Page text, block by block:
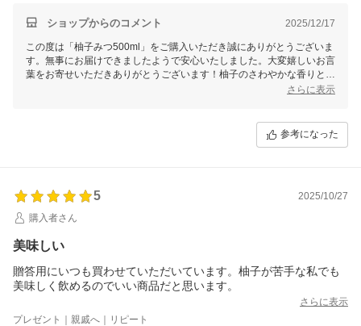
ショップからのコメント 2025/12/17
この度は「柚子みつ500ml」をご購入いただき誠にありがとうございま
す。無事にお届けできましたようで安心いたしました。大変嬉しいお言
葉をお寄せいただきありがとうございます！柚子のさわやかな香りとほ
ろ苦さと酸味が絶妙のバランスですよね♪希釈タイプなので、様々な飲
さらに表示
参考になった
5
2025/10/27
購入者さん
美味しい
贈答用にいつも買わせていただいています。柚子が苦手な私でも
美味しく飲めるのでいい商品だと思います。
さらに表示
プレゼント｜親戚へ｜リピート